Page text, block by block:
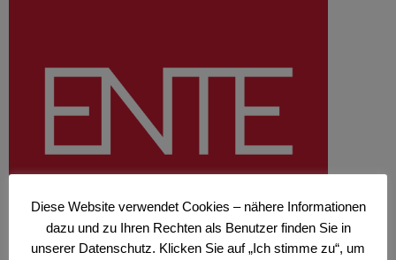
Diese Website verwendet Cookies – nähere Informationen
dazu und zu Ihren Rechten als Benutzer finden Sie in
unserer Datenschutz. Klicken Sie auf „Ich stimme zu“, um